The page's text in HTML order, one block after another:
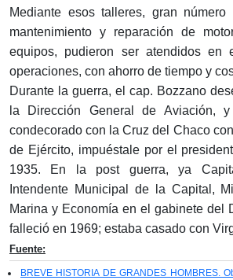
Mediante esos talleres, gran
mantenimiento y reparación de
equipos, pudieron ser atendidos en
operaciones, con ahorro de tiempo y
Durante la guerra, el cap. Bozzano
la Dirección General de Aviación,
condecorado con la Cruz del Chaco
de Ejército, impuéstale por el
1935. En la post guerra, ya
Intendente Municipal de la Capital,
Marina y Economía en el gabinete del
falleció en 1969; estaba casado con
Fuente:
BREVE HISTORIA DE GRANDES HOMBRES.